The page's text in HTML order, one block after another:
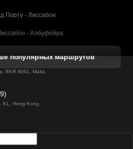
Порту - Лиссабон
- Албуфейра
Лиссабон - Лагос
Лиссабон - Мадрид
популярных маршрутов
BKR 9061, Malta
KL, Hong Kong